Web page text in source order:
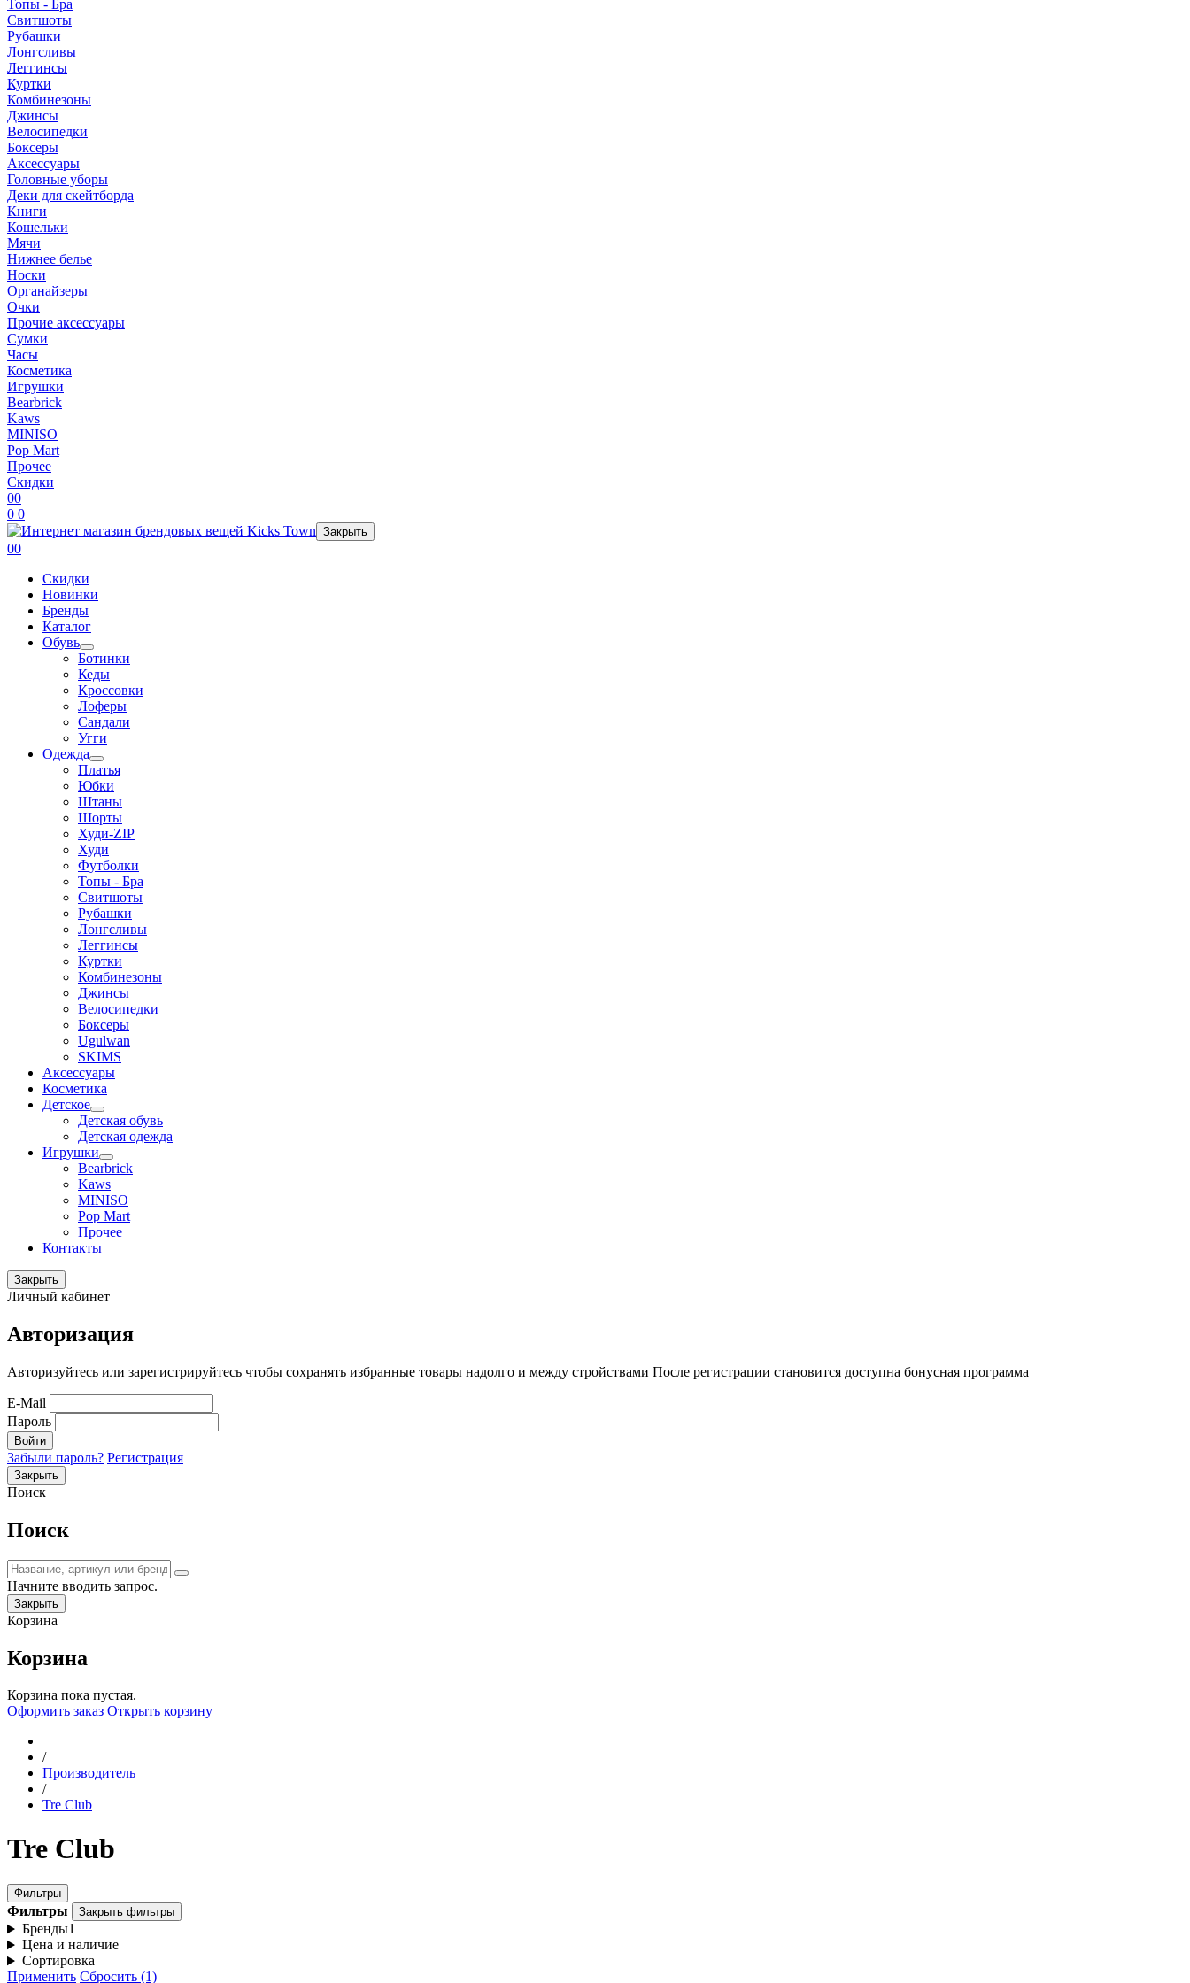
Топы - Бра
Свитшоты
Рубашки
Лонгсливы
Леггинсы
Куртки
Комбинезоны
Джинсы
Велосипедки
Боксеры
Аксессуары
Головные уборы
Деки для скейтборда
Книги
Кошельки
Мячи
Нижнее белье
Носки
Органайзеры
Очки
Прочие аксессуары
Сумки
Часы
Косметика
Игрушки
Bearbrick
Kaws
MINISO
Pop Mart
Прочее
Скидки
00
0 0
Закрыть
00
Скидки
Новинки
Бренды
Каталог
Обувь
Ботинки
Кеды
Кроссовки
Лоферы
Сандали
Угги
Одежда
Платья
Юбки
Штаны
Шорты
Худи-ZIP
Худи
Футболки
Топы - Бра
Свитшоты
Рубашки
Лонгсливы
Леггинсы
Куртки
Комбинезоны
Джинсы
Велосипедки
Боксеры
Ugulwan
SKIMS
Аксессуары
Косметика
Детское
Детская обувь
Детская одежда
Игрушки
Bearbrick
Kaws
MINISO
Pop Mart
Прочее
Контакты
Закрыть
Личный кабинет
Авторизация
Авторизуйтесь или зарегистрируйтесь чтобы сохранять избранные товары надолго и между стройствами После регистрации становится доступна бонусная программа
E-Mail
Пароль
Войти
Забыли пароль? Регистрация
Закрыть
Поиск
Поиск
Начните вводить запрос.
Закрыть
Корзина
Корзина
Корзина пока пустая.
Оформить заказ Открыть корзину
/
Производитель
/
Tre Club
Tre Club
Фильтры
Фильтры Закрыть фильтры
Бренды1
Цена и наличие
Сортировка
Применить Сбросить (1)